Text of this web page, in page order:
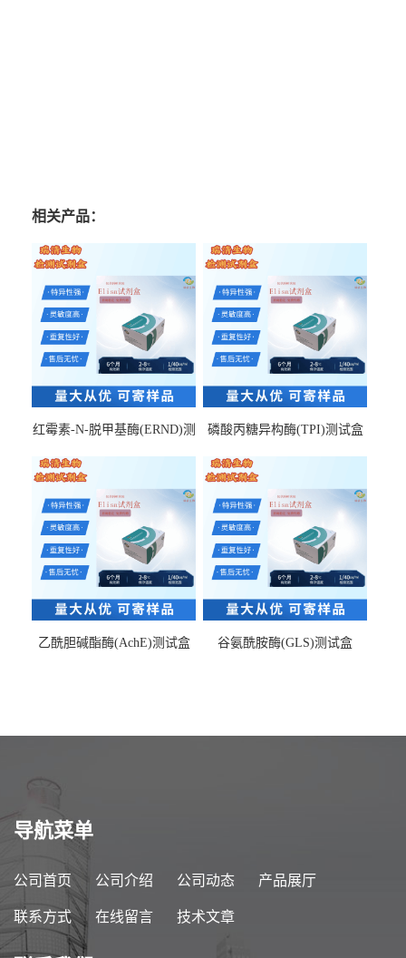
相关产品：
红霉素-N-脱甲基酶(ERND)测
磷酸丙糖异构酶(TPI)测试盒
乙酰胆碱酯酶(AchE)测试盒 谷氨酰胺酶(GLS)测试盒
导航菜单
公司首页 公司介绍 公司动态 产品展厅
联系方式 在线留言 技术文章